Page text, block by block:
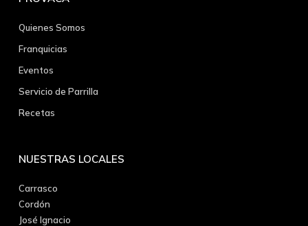
Quienes Somos
Franquicias
Eventos
Servicio de Parrilla
Recetas
NUESTRAS LOCALES
Carrasco
Cordón
José Ignacio